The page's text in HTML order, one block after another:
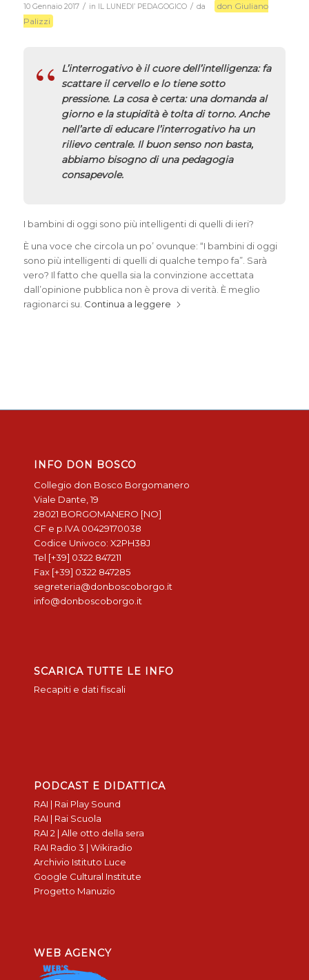
10 Gennaio 2017 / in IL LUNEDI’ PEDAGOGICO / da
don Giuliano
Palizzi
L’interrogativo è il cuore dell’intelligenza: fa
scattare il cervello e lo tiene sotto
pressione. La cosa è certa: una domanda al
giorno e la stupidità è tolta di torno. Anche
nell’arte di educare l’interrogativo ha un
rilievo centrale. Il buon senso non basta,
abbiamo bisogno di una pedagogia
consapevole.
I bambini di oggi sono più intelligenti di quelli di ieri?
È una voce che circola un po’ ovunque: “I bambini di oggi
sono più intelligenti di quelli di qualche tempo fa”. Sarà
vero? Il fatto che quella sia la convinzione accettata
dall’opinione pubblica non è prova di verità. È meglio
ragionarci su. Continua a leggere
INFO DON BOSCO
Collegio don Bosco Borgomanero
Viale Dante, 19
28021 BORGOMANERO [NO]
CF e p.IVA 00429170038
Codice Univoco: X2PH38J
Tel [+39] 0322 847211
Fax [+39] 0322 847285
segreteria@donboscoborgo.it
info@donboscoborgo.it
SCARICA TUTTE LE INFO
Recapiti e dati fiscali
PODCAST E DIDATTICA
RAI | Rai Play Sound
RAI | Rai Scuola
RAI 2 | Alle otto della sera
RAI Radio 3 | Wikiradio
Archivio Istituto Luce
Google Cultural Institute
Progetto Manuzio
WEB AGENCY